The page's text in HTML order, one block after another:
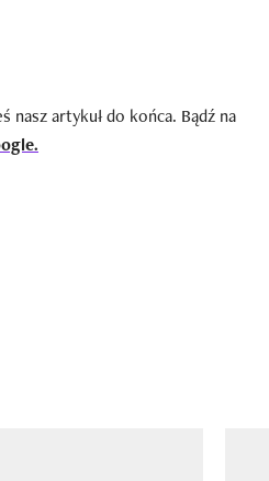
nasz artykuł do końca. Bądź na